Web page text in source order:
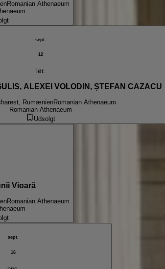
Romanian Athenaeum
sept.
12
lør.
ALEXEI VOLODIN, ȘTEFAN CAZACU
RumænienRomanian Athenaeum
Romanian Athenaeum
Udsolgt
Vioară
Romanian Athenaeum
sept.
16